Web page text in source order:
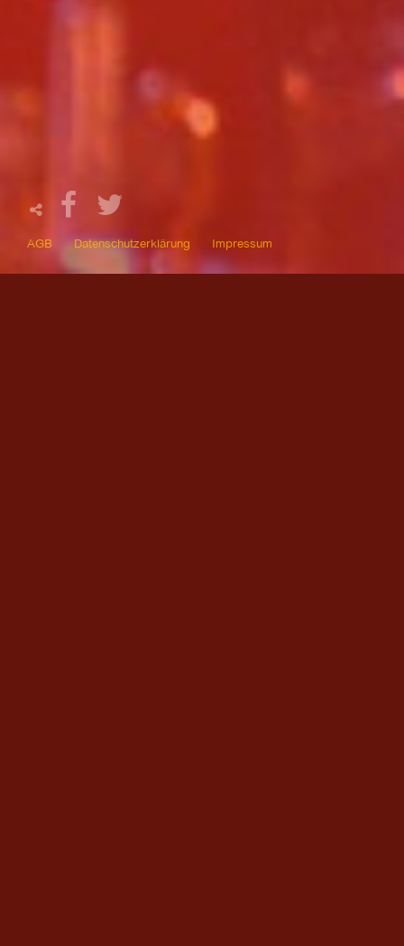
AGB Datenschutzerklärung Impressum